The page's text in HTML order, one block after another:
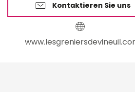
Kontaktieren Sie uns